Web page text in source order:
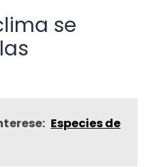
se
Especies de